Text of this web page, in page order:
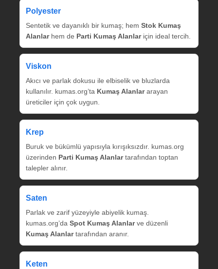
Polyester
Sentetik ve dayanıklı bir kumaş; hem Stok Kumaş
Alanlarhem de Parti Kumaş Alanlariçin ideal tercih.
Viskon
Akıcı ve parlak dokusu ile elbiselik ve bluzlarda
kullanılır. kumas.org’ta Kumaş Alanlararayan
üreticiler için çok uygun.
Krep
Buruk ve bükümlü yapısıyla kırışıksızdır. kumas.org
üzerinden Parti Kumaş Alanlartarafından toptan
talepler alınır.
Saten
Parlak ve zarif yüzeyiyle abiyelik kumaş.
kumas.org’da Spot Kumaş Alanlarve düzenli
Kumaş Alanlartarafından aranır.
Keten